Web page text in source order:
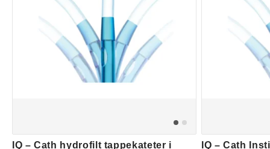
IQ – Cath hydrofilt tappekateter i
IQ – Cath